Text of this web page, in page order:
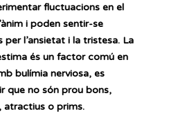
fluctuacions en el
i poden sentir-se
per l’ansietat i la tristesa. La
és un factor comú en
bulímia nerviosa, es
que no són prou bons,
atractius o prims.